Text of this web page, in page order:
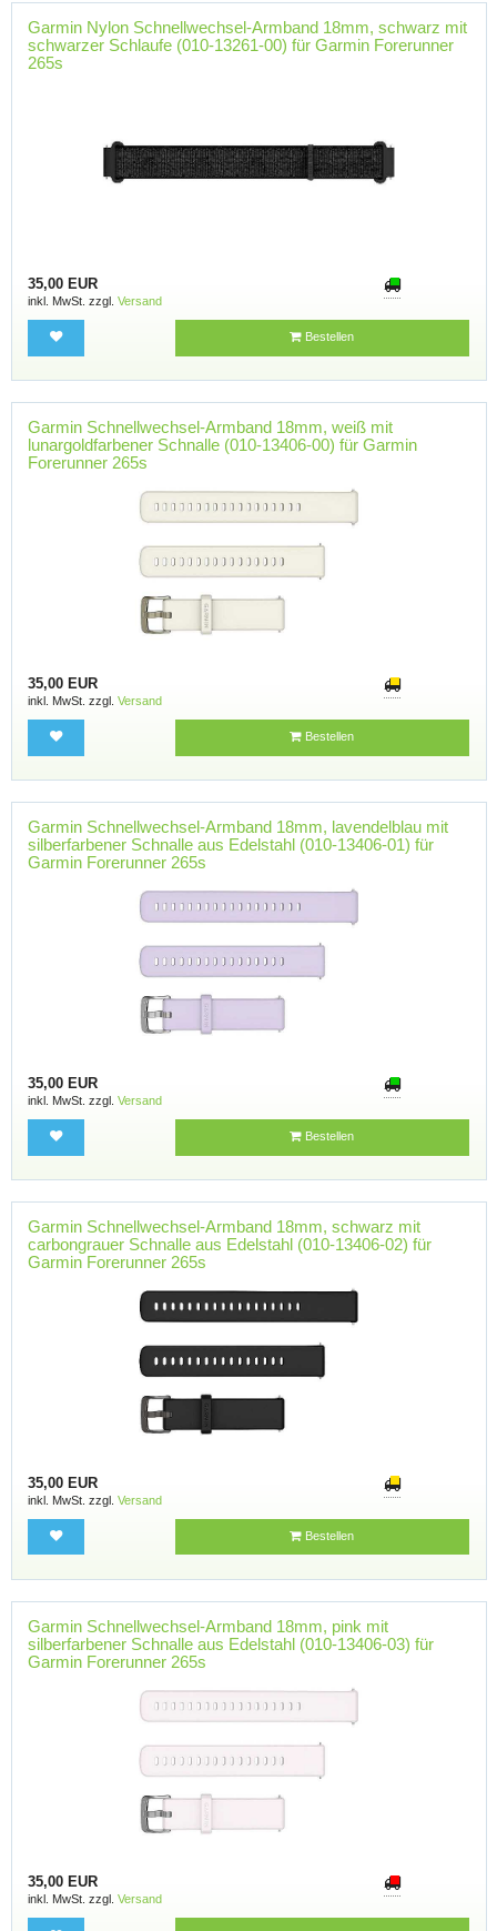
Garmin Nylon Schnellwechsel-Armband 18mm, schwarz mit
schwarzer Schlaufe (010-13261-00) für Garmin Forerunner
265s
35,00 EUR
inkl. MwSt. zzgl. Versand
Bestellen
Garmin Schnellwechsel-Armband 18mm, weiß mit
lunargoldfarbener Schnalle (010-13406-00) für Garmin
Forerunner 265s
35,00 EUR
inkl. MwSt. zzgl. Versand
Bestellen
Garmin Schnellwechsel-Armband 18mm, lavendelblau mit
silberfarbener Schnalle aus Edelstahl (010-13406-01) für
Garmin Forerunner 265s
35,00 EUR
inkl. MwSt. zzgl. Versand
Bestellen
Garmin Schnellwechsel-Armband 18mm, schwarz mit
carbongrauer Schnalle aus Edelstahl (010-13406-02) für
Garmin Forerunner 265s
35,00 EUR
inkl. MwSt. zzgl. Versand
Bestellen
Garmin Schnellwechsel-Armband 18mm, pink mit
silberfarbener Schnalle aus Edelstahl (010-13406-03) für
Garmin Forerunner 265s
35,00 EUR
inkl. MwSt. zzgl. Versand